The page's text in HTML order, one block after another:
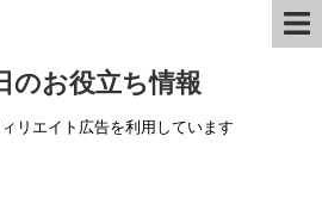
のお役立ち情報
リエイト広告を利用しています